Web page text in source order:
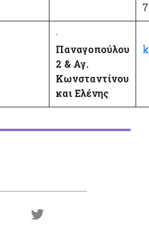
·
Παναγοπούλου
2 & Αγ.
Κωνσταντίνου
και Ελένης